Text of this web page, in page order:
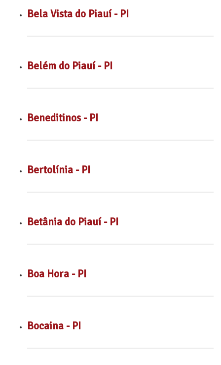
Bela Vista do Piauí - PI
Belém do Piauí - PI
Beneditinos - PI
Bertolínia - PI
Betânia do Piauí - PI
Boa Hora - PI
Bocaina - PI